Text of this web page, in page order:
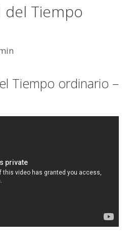
del Tiempo
Tiempo ordinario –